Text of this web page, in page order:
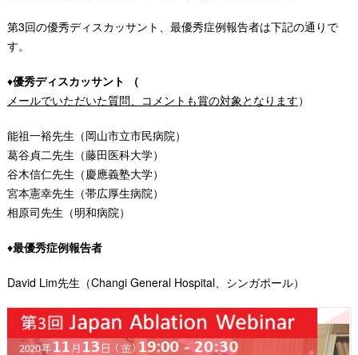
第3回の優秀ディスカッサント、最優秀症例報告者は下記の通りで
す。
♦優秀ディスカッサント
（
メールでいただいた質問、コメントも賞の対象となります）
能祖一裕先生（岡山市立市民病院）
葛谷貞二先生（藤田医科大学）
谷木信仁先生（慶應義塾大学）
宮本憲幸先生（帯広厚生病院）
相原司先生（明和病院）
♦最優秀症例報告者
David Lim先生（Changi General Hospital、シンガポール）